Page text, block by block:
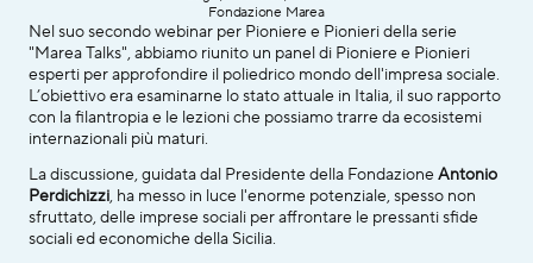
Fondazione Marea
Nel suo secondo webinar per Pioniere e Pionieri della serie
"Marea Talks", abbiamo riunito un panel di Pioniere e Pionieri
esperti per approfondire il poliedrico mondo dell'impresa sociale.
L’obiettivo era esaminarne lo stato attuale in Italia, il suo rapporto
con la filantropia e le lezioni che possiamo trarre da ecosistemi
internazionali più maturi.
La discussione, guidata dal Presidente della Fondazione Antonio
Perdichizzi, ha messo in luce l'enorme potenziale, spesso non
sfruttato, delle imprese sociali per affrontare le pressanti sfide
sociali ed economiche della Sicilia.